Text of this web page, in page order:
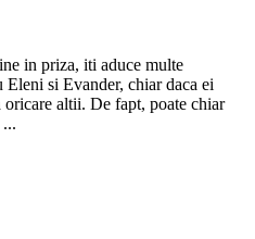
in priza, iti aduce multe
Eleni si Evander, chiar daca ei
altii. De fapt, poate chiar